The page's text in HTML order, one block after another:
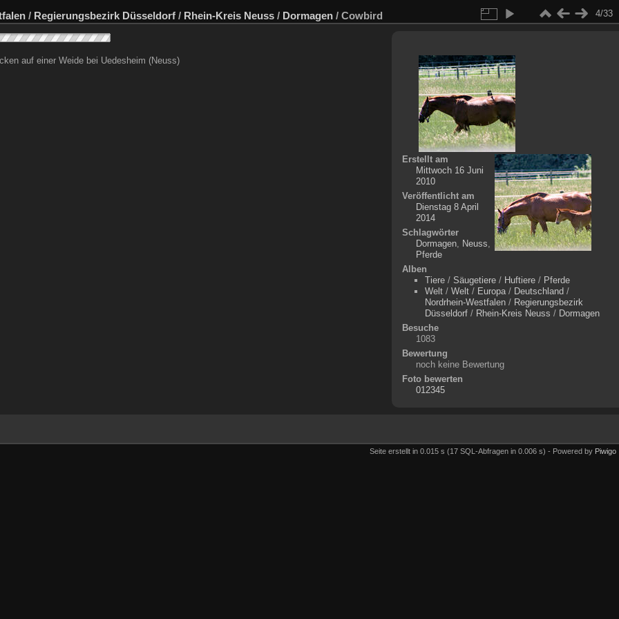
/ Regierungsbezirk Düsseldorf / Rhein-Kreis Neuss / Dormagen / Cowbird 4/33
auf einer Weide bei Uedesheim (Neuss)
Erstellt am
Mittwoch 16 Juni
2010
Veröffentlicht am
Dienstag 8 April
2014
Schlagwörter
Dormagen, Neuss,
Pferde
Alben
Tiere/ Säugetiere/ Huftiere/ Pferde
Welt/ Welt/ Europa/ Deutschland /
Nordrhein-Westfalen/ Regierungsbezirk
Düsseldorf/ Rhein-Kreis Neuss / Dormagen
Besuche
1083
Bewertung
noch keine Bewertung
Foto bewerten
Seite erstellt in 0.015 s (17 SQL-Abfragen in 0.006 s) - Powered by Piwigo